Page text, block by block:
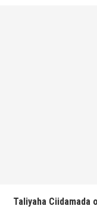
Taliyaha Ciidamada